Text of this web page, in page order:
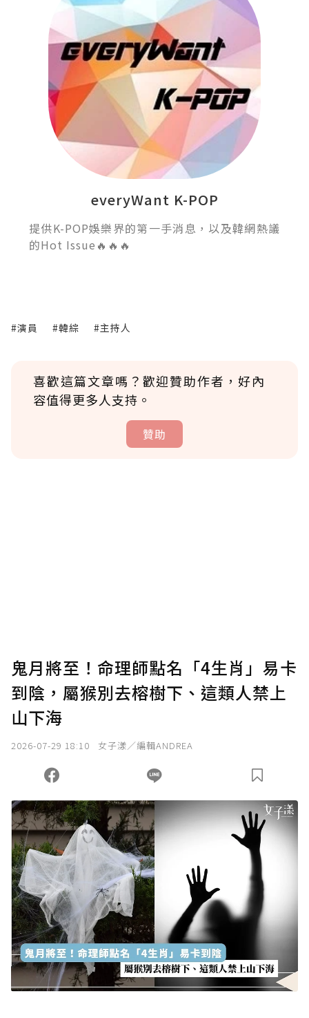
everyWant K-POP
提供K-POP娛樂界的第一手消息，以及韓網熱議
的Hot Issue🔥🔥🔥
#演員 #韓綜 #主持人
喜歡這篇文章嗎？歡迎贊助作者，好內
容值得更多人支持。
贊助
確認送出
您當前剩餘 U 利點數：0點；前往 購買點數
鬼月將至！命理師點名「4生肖」易卡
到陰，屬猴別去榕樹下、這類人禁上
山下海
2026-07-29 18:10 女子漾／編輯ANDREA